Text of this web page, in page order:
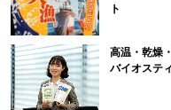
ト
高温・乾燥
バイオステ